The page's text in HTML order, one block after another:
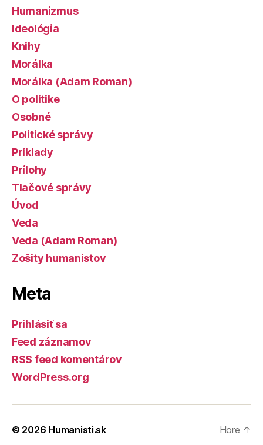
Humanizmus
Ideológia
Knihy
Morálka
Morálka (Adam Roman)
O politike
Osobné
Politické správy
Príklady
Prílohy
Tlačové správy
Úvod
Veda
Veda (Adam Roman)
Zošity humanistov
Meta
Prihlásiť sa
Feed záznamov
RSS feed komentárov
WordPress.org
© 2026 Humanisti.sk Hore ↑